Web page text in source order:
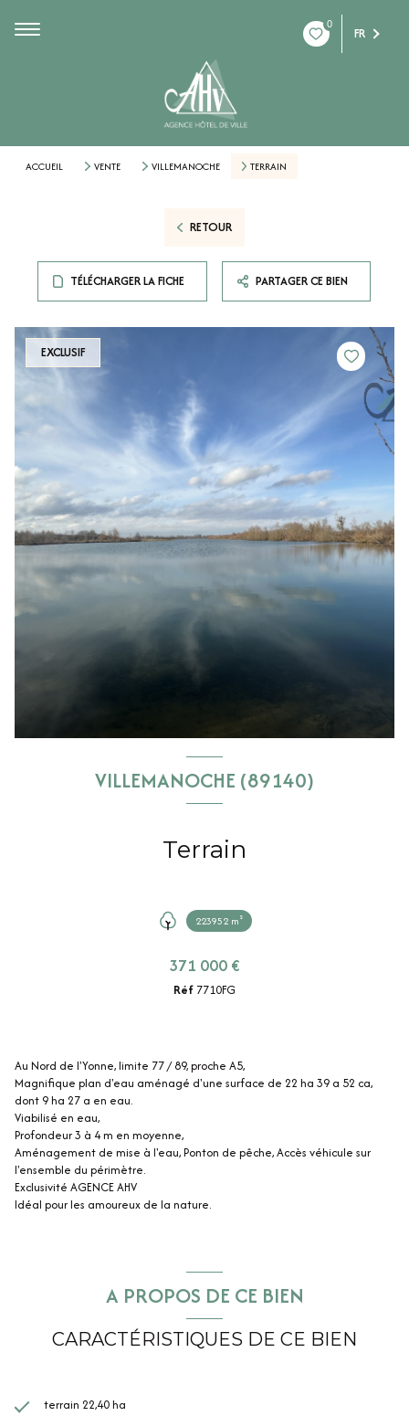
0
FR
ACCUEIL VENTE VILLEMANOCHE TERRAIN
RETOUR
TÉLÉCHARGER LA FICHE PARTAGER CE BIEN
EXCLUSIF
VILLEMANOCHE (89140)
Terrain
223952 m²
371 000 €
Réf 7710FG
Au Nord de l'Yonne, limite 77 / 89, proche A5,
Magnifique plan d'eau aménagé d'une surface de 22 ha 39 a 52 ca,
dont 9 ha 27 a en eau.
Viabilisé en eau,
Profondeur 3 à 4 m en moyenne,
Aménagement de mise à l'eau, Ponton de pêche, Accès véhicule sur
l'ensemble du périmètre.
Exclusivité AGENCE AHV
Idéal pour les amoureux de la nature.
A PROPOS DE CE BIEN
CARACTÉRISTIQUES DE CE BIEN
terrain 22,40 ha